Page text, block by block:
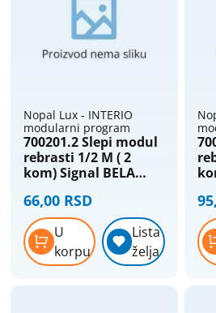
Nopal Lux - INTERIO
modularni program
700201.2 Slepi modul
rebrasti 1/2 M ( 2
kom) Signal BELA
66,00 RSD
U
korpu
Lista
želja